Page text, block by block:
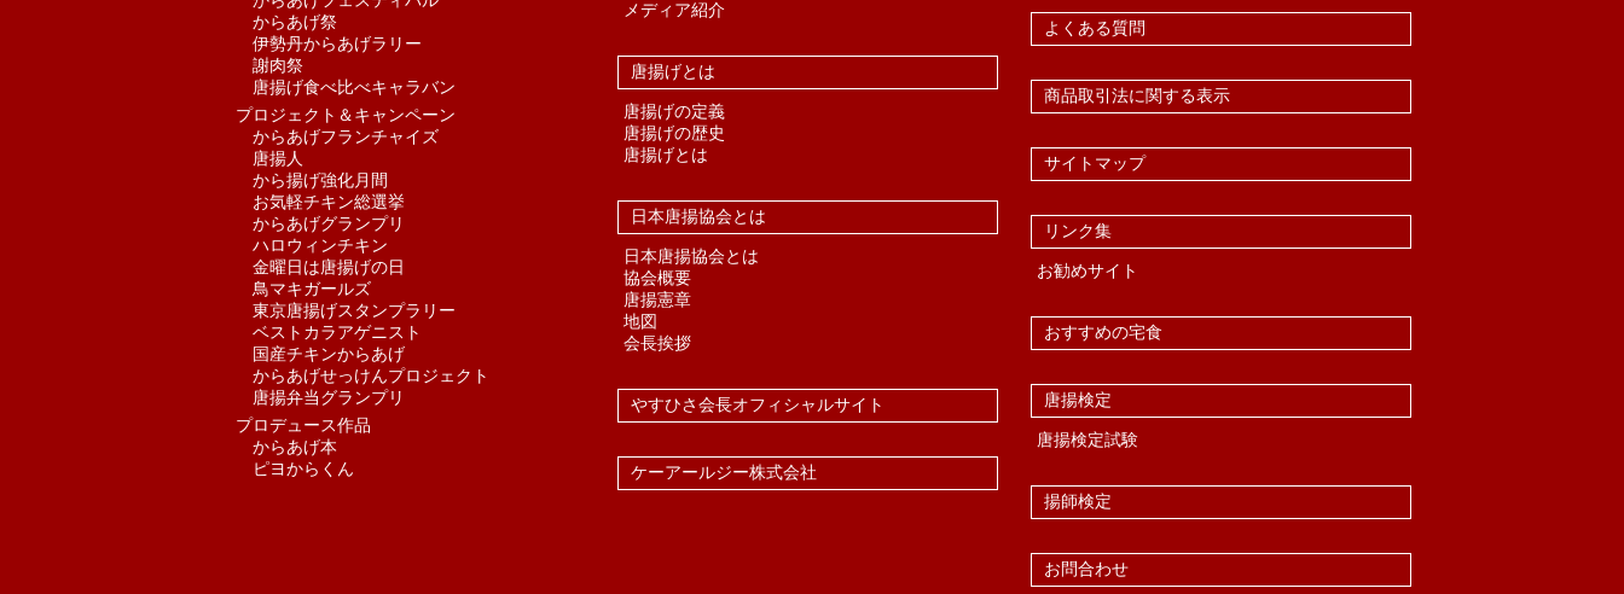
からあげ祭
伊勢丹からあげラリー
謝肉祭
唐揚げ食べ比べキャラバン
プロジェクト＆キャンペーン
からあげフランチャイズ
唐揚人
から揚げ強化月間
お気軽チキン総選挙
からあげグランプリ
ハロウィンチキン
金曜日は唐揚げの日
鳥マキガールズ
東京唐揚げスタンプラリー
ベストカラアゲニスト
国産チキンからあげ
からあげせっけんプロジェクト
唐揚弁当グランプリ
プロデュース作品
からあげ本
ピヨからくん
メディア紹介
唐揚げとは
唐揚げの定義
唐揚げの歴史
唐揚げとは
日本唐揚協会とは
日本唐揚協会とは
協会概要
唐揚憲章
地図
会長挨拶
やすひさ会長オフィシャルサイト
ケーアールジー株式会社
よくある質問
商品取引法に関する表示
サイトマップ
リンク集
お勧めサイト
おすすめの宅食
唐揚検定
唐揚検定試験
揚師検定
お問合わせ